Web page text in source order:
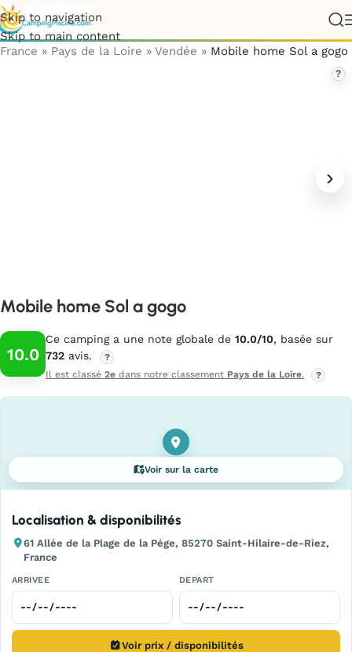
Skip to navigation
Skip to main content
France » Pays de la Loire » Vendée » Mobile home Sol a gogo
?
Mobile home Sol a gogo
10.0
Ce camping a une note globale de 10.0/10, basée sur
732 avis.
?
Il est classé 2e dans notre classement Pays de la Loire. ?
Voir sur la carte
Localisation & disponibilités
61 Allée de la Plage de la Pége, 85270 Saint-Hilaire-de-Riez,
France
ARRIVEE DEPART
Voir prix / disponibilités